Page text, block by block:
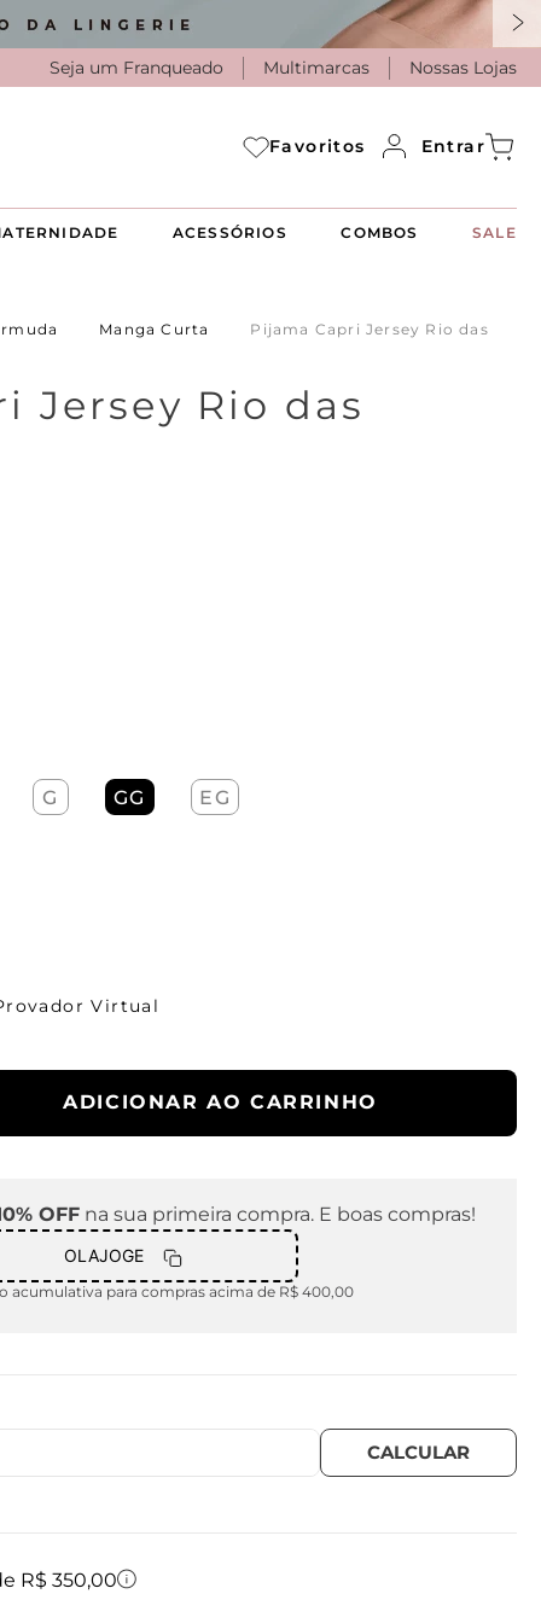
Seja um Franqueado Multimarcas Nossas Lojas
Favoritos Entrar
ACESSÓRIOS COMBOS SALE
Manga Curta Pijama Capri Jersey Rio das
Jersey Rio das
G GG EG
Virtual
ADICIONAR AO CARRINHO
OFFna sua primeira compra. E boas compras!
OLAJOGE
acumulativa para compras acima de R$ 400,00
R$ 350,00